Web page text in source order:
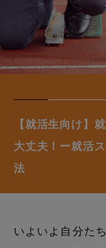
【就活生向け】
大丈夫！ー就活
法
いよいよ自分た